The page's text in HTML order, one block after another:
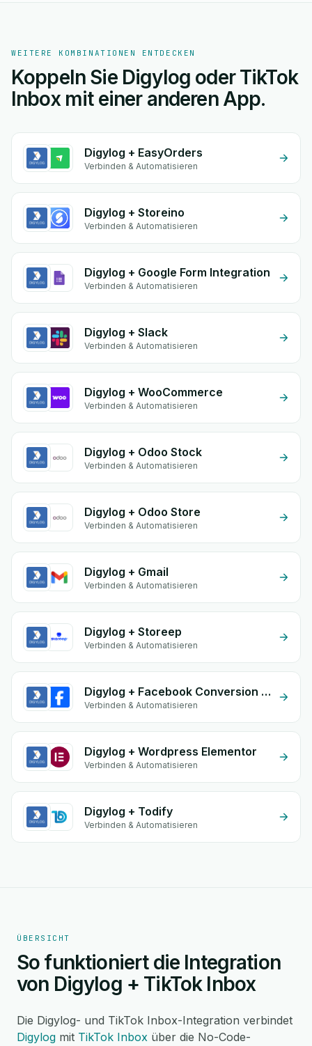
WEITERE KOMBINATIONEN ENTDECKEN
Koppeln Sie Digylog oder TikTok
Inbox mit einer anderen App.
Digylog + EasyOrders
Verbinden & Automatisieren
Digylog + Storeino
Verbinden & Automatisieren
Digylog + Google Form Integration
Verbinden & Automatisieren
Digylog + Slack
Verbinden & Automatisieren
Digylog + WooCommerce
Verbinden & Automatisieren
Digylog + Odoo Stock
Verbinden & Automatisieren
Digylog + Odoo Store
Verbinden & Automatisieren
Digylog + Gmail
Verbinden & Automatisieren
Digylog + Storeep
Verbinden & Automatisieren
Digylog + Facebook Conversion API (CAPI)
Verbinden & Automatisieren
Digylog + Wordpress Elementor
Verbinden & Automatisieren
Digylog + Todify
Verbinden & Automatisieren
ÜBERSICHT
So funktioniert die Integration
von Digylog + TikTok Inbox
Die Digylog- und TikTok Inbox-Integration verbindet
Digylog mit TikTok Inbox über die No-Code-